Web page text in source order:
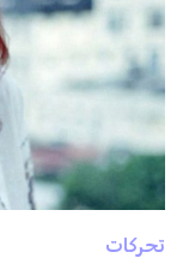
تحركات